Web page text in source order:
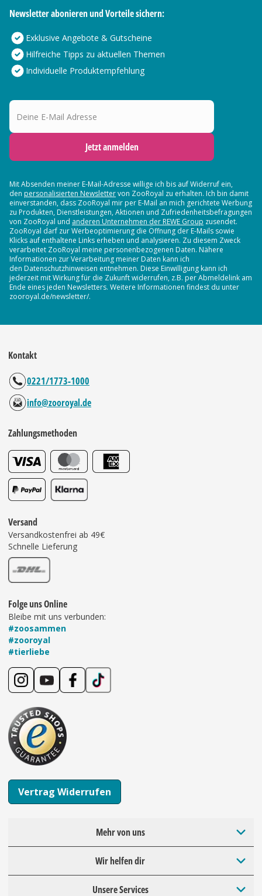
Newsletter abonieren und Vorteile sichern:
Exklusive Angebote & Gutscheine
Hilfreiche Tipps zu aktuellen Themen
Individuelle Produktempfehlung
Deine E-Mail Adresse
Jetzt anmelden
Mit Absenden meiner E-Mail-Adresse willige ich bis auf Widerruf ein,
den personalisierten Newslettervon ZooRoyal zu erhalten. Ich bin damit
einverstanden, dass ZooRoyal mir per E-Mail an mich gerichtete Werbung
zu Produkten, Dienstleistungen, Aktionen und Zufriedenheitsbefragungen
von ZooRoyal und anderen Unternehmen der REWE Group zusendet.
ZooRoyal darf zur Werbeoptimierung die Öffnung der E-Mails sowie
Klicks auf enthaltene Links erheben und analysieren. Zu diesem Zweck
verarbeitet ZooRoyal meine personenbezogenen Daten. Nähere
Informationen zur Verarbeitung meiner Daten kann ich
den Datenschutzhinweisen entnehmen. Diese Einwilligung kann ich
jederzeit mit Wirkung für die Zukunft widerrufen, z.B. per Abmeldelink am
Ende eines jeden Newsletters. Weitere Informationen findest du unter
zooroyal.de/newsletter/.
Kontakt
0221/1773-1000
info@zooroyal.de
Zahlungsmethoden
Versand
Versandkostenfrei ab 49€
Schnelle Lieferung
Folge uns Online
Bleibe mit uns verbunden:
#zoosammen
#zooroyal
#tierliebe
Vertrag Widerrufen
Mehr von uns
Wir helfen dir
Unsere Services